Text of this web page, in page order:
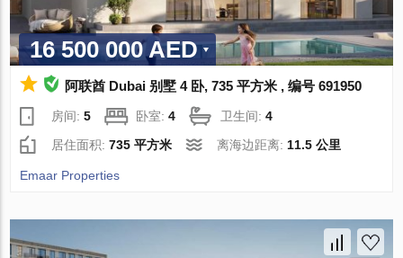
16 500 000 AED
阿联酋 Dubai 别墅 4 卧, 735 平方米 , 编号 691950
房间:5 卧室:4 卫生间:4
居住面积:735 平方米 离海边距离: 11.5 公里
Emaar Properties